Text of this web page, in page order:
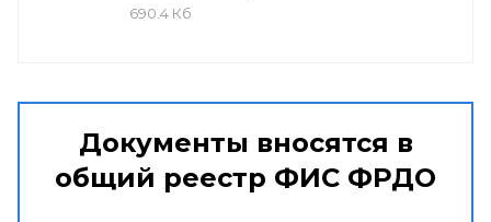
690.4 Кб
Документы вносятся в
общий реестр ФИС ФРДО